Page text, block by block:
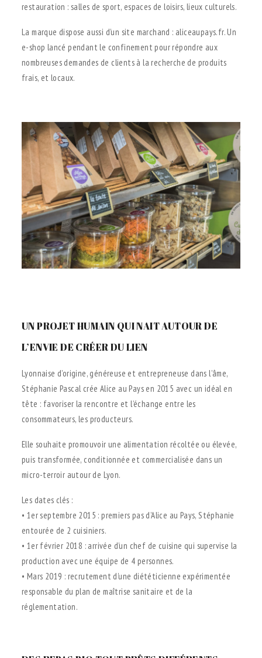
restauration : salles de sport, espaces de loisirs, lieux culturels.
La marque dispose aussi d’un site marchand : aliceaupays.fr. Un
e-shop lancé pendant le confinement pour répondre aux
nombreuses demandes de clients à la recherche de produits
frais, et locaux.
UN PROJET HUMAIN QUI NAIT AUTOUR DE
L’ENVIE DE CRÉER DU LIEN
Lyonnaise d’origine, généreuse et entrepreneuse dans l’âme,
Stéphanie Pascal crée Alice au Pays en 2015 avec un idéal en
tête : favoriser la rencontre et l’échange entre les
consommateurs, les producteurs.
Elle souhaite promouvoir une alimentation récoltée ou élevée,
puis transformée, conditionnée et commercialisée dans un
micro-terroir autour de Lyon.
Les dates clés :
• 1er septembre 2015 : premiers pas d’Alice au Pays, Stéphanie
entourée de 2 cuisiniers.
• 1er février 2018 : arrivée d’un chef de cuisine qui supervise la
production avec une équipe de 4 personnes.
• Mars 2019 : recrutement d’une diététicienne expérimentée
responsable du plan de maîtrise sanitaire et de la
réglementation.